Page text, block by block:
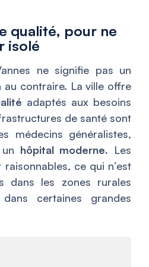
qualité, pour ne
isolé
ne signifie pas un
au contraire. La ville offre
adaptés aux besoins
de santé sont
médecins généralistes,
hôpital moderne. Les
raisonnables, ce qui n’est
dans les zones rurales
certaines grandes